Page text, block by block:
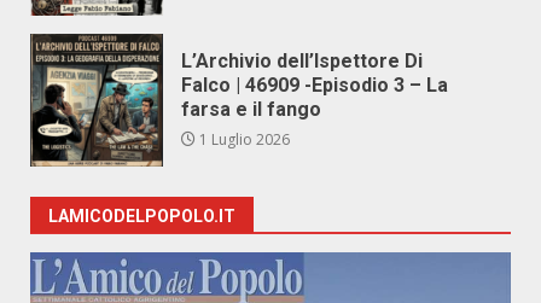
L’Archivio dell’Ispettore Di
Falco | 46909 -Episodio 3 – La
farsa e il fango
1 Luglio 2026
LAMICODELPOPOLO.IT